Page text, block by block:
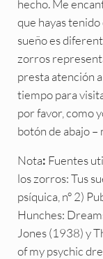
hecho. Me
que hayas
sueño es
zorros
presta atención
tiempo para
por favor, como
botón de abajo –
Nota: Fuentes
los zorros: Tus
psíquica, nº 2)
Hunches:
Jones (1938) y
of my psychic